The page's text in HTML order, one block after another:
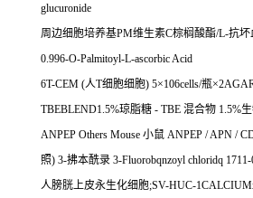
glucuronide
周边细胞培养基PM维生素C棕榈酸酯/L-抗坏
0.996-O-Palmitoyl-L-ascorbic Acid
6T-CEM (人T细胞细胞) 5×106cells/瓶×
TBEBLEND1.5%琼脂糖 - TBE 混合物 1.5%
ANPEP Others Mouse 小鼠 ANPEP / APN /
照) 3-拂本酰录 3-Fluorobqnzoyl chloridq
人膀胱上皮永生化细胞;SV-HUC-